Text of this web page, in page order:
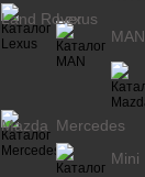
Land Rover
Lexus
MAN
Mazda Mercedes
Mini